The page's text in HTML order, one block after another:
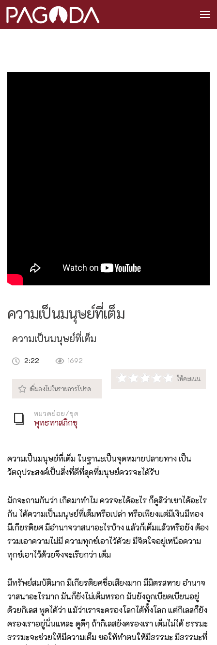
ความเป็นมนุษย์ที่เต็ม
ความเป็นมนุษย์ที่เต็ม
2:22 1692
หมวดย่อย/ชุด
พุทธทาสภิกขุ
ความเป็นมนุษย์ที่เต็ม ในฐานะเป็นจุดหมายปลายทาง เป็น
วัตถุประสงค์เป็นสิ่งที่ดีที่สุดที่มนุษย์ควรจะได้รับ
มักจะถามกันว่า เกิดมาทำไม ควรจะได้อะไร ก็ดูสิว่าเขาได้อะไร
กัน ได้ความเป็นมนุษย์ที่เต็มหรือเปล่า หรือเพียงแต่มีเงินมีทอง
มีเกียรติยศ มีอำนาจวาสนาอะไรบ้าง แล้วก็เต็มแล้วหรือยัง ต้อง
รวมเอาความไม่มี ความทุกข์เอาไว้ด้วย มีจิตใจอยู่เหนือความ
ทุกข์เอาไว้ด้วยจึงจะเรียกว่า เต็ม
มีทรัพย์สมบัติมาก มีเกียรติยศชื่อเสียงมาก มีมิตรสหาย อำนาจ
วาสนาอะไรมาก มันก็ยังไม่เต็มหรอก มันยังถูกเบียดเบียนอยู่
ด้วยกิเลส พูดได้ว่า แม้ว่าเราจะครองโลกได้ทั้งโลก แต่กิเลสก็ยัง
ครองเราอยู่นั่นแหละ ดูดีๆ ถ้ากิเลสยังครองเรา เต็มไม่ได้ ธรรมะ
ธรรมะจะช่วยให้มีความเต็ม ขอให้ทำตนให้มีธรรมะ มีธรรมะที่